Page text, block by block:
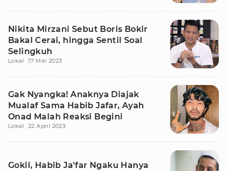
Nikita Mirzani Sebut Boris Bokir
Bakal Cerai, hingga Sentil Soal
Selingkuh
Lokal 17 Mei 2023
Gak Nyangka! Anaknya Diajak
Mualaf Sama Habib Jafar, Ayah
Onad Malah Reaksi Begini
Lokal 22 April 2023
Gokil, Habib Ja'far Ngaku Hanya